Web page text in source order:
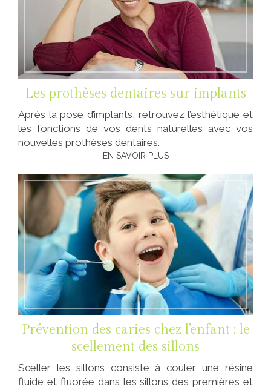
Les prothèses dentaires sur implants
Après la pose d’implants, retrouvez l’esthétique et
les fonctions de vos dents naturelles avec vos
nouvelles prothèses dentaires.
EN SAVOIR PLUS
Prévention des caries chez l’enfant : le
scellement des sillons
Sceller les sillons consiste à couler une résine
fluide et fluorée dans les sillons des premières et